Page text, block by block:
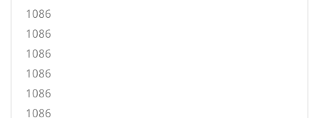
1086
1086
1086
1086
1086
1086